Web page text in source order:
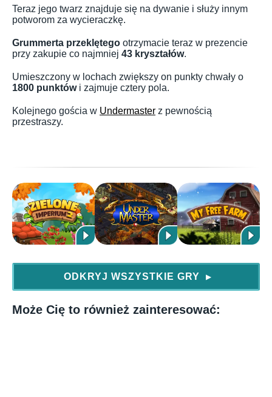
Teraz jego twarz znajduje się na dywanie i służy innym
potworom za wycieraczkę.
Grummerta przeklętego otrzymacie teraz w prezencie
przy zakupie co najmniej 43 kryształów.
Umieszczony w lochach zwiększy on punkty chwały o
1800 punktówi zajmuje cztery pola.
Kolejnego gościa w Undermaster z pewnością
przestraszy.
ODKRYJ WSZYSTKIE GRY ▶
Może Cię to również zainteresować: